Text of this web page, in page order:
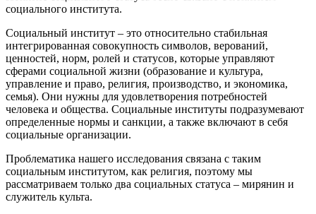
социального института.
Социальный институт – это относительно стабильная
интегрированная совокупность символов, верований,
ценностей, норм, ролей и статусов, которые управляют
сферами социальной жизни (образование и культура,
управление и право, религия, производство, и экономика,
семья). Они нужны для удовлетворения потребностей
человека и общества. Социальные институты подразумевают
определенные нормы и санкции, а также включают в себя
социальные организации.
Проблематика нашего исследования связана с таким
социальным институтом, как религия, поэтому мы
рассматриваем только два социальных статуса – мирянин и
служитель культа.